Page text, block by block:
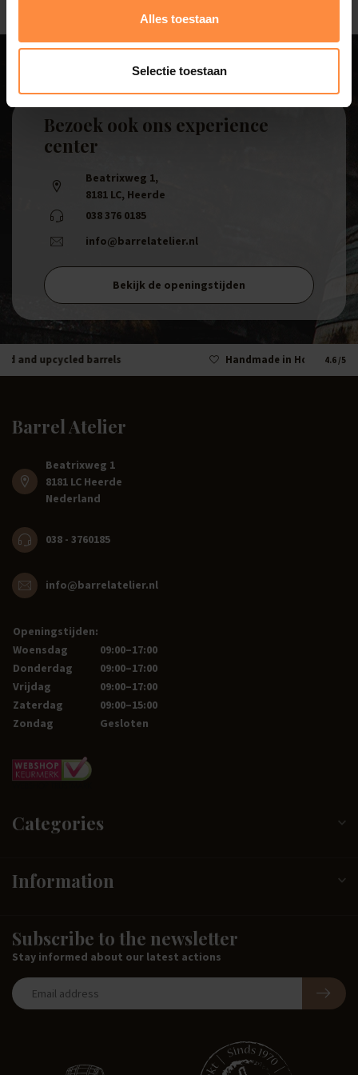
Alles toestaan
Selectie toestaan
Bezoek ook ons experience
center
Beatrixweg 1,
8181 LC, Heerde
038 376 0185
info@barrelatelier.nl
Bekijk de openingstijden
Handmade in Holland 4.6 /5
Barrel Atelier
Beatrixweg 1
8181 LC Heerde
Nederland
038 - 3760185
info@barrelatelier.nl
Openingstijden:
Woensdag
09:00–17:00
Donderdag
09:00–17:00
Vrijdag
09:00–17:00
Zaterdag
09:00–15:00
Zondag
Gesloten
Categories
Information
Subscribe to the newsletter
Stay informed about our latest actions